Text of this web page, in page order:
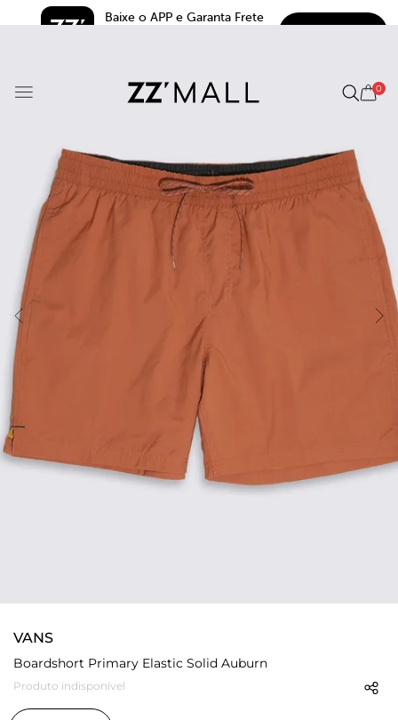
Baixe o APP e Garanta Frete
0
VANS
Boardshort Primary Elastic Solid Auburn
Produto indisponível